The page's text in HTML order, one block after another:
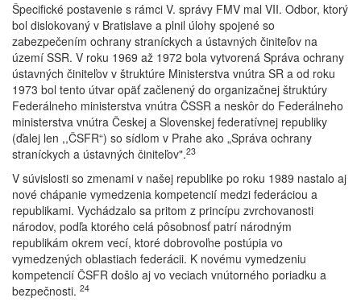
Špecifické postavenie s rámci V. správy FMV mal VII. Odbor, ktorý
bol dislokovaný v Bratislave a plnil úlohy spojené so
zabezpečením ochrany straníckych a ústavných činiteľov na
území SSR. V roku 1969 až 1972 bola vytvorená Správa ochrany
ústavných činiteľov v štruktúre Ministerstva vnútra SR a od roku
1973 bol tento útvar opäť začlenený do organizačnej štruktúry
Federálneho ministerstva vnútra ČSSR a neskôr do Federálneho
ministerstva vnútra Českej a Slovenskej federatívnej republiky
(ďalej len ,,ČSFR“) so sídlom v Prahe ako „Správa ochrany
straníckych a ústavných činiteľov".23
V súvislosti so zmenami v našej republike po roku 1989 nastalo aj
nové chápanie vymedzenia kompetencií medzi federáciou a
republikami. Vychádzalo sa pritom z princípu zvrchovanosti
národov, podľa ktorého celá pôsobnosť patrí národným
republikám okrem vecí, ktoré dobrovoľne postúpia vo
vymedzených oblastiach federácii. K novému vymedzeniu
kompetencií ČSFR došlo aj vo veciach vnútorného poriadku a
bezpečnosti. 24